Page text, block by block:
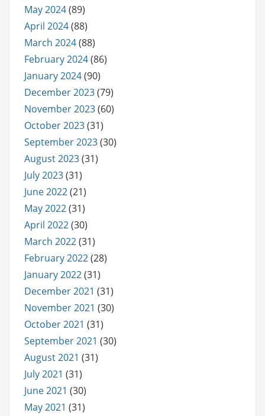
May 2024(89)
April 2024(88)
March 2024(88)
February 2024(86)
January 2024(90)
December 2023(79)
November 2023(60)
October 2023(31)
September 2023(30)
August 2023(31)
July 2023(31)
June 2022(21)
May 2022(31)
April 2022(30)
March 2022(31)
February 2022(28)
January 2022(31)
December 2021 (31)
November 2021 (30)
October 2021 (31)
September 2021 (30)
August 2021 (31)
July 2021 (31)
June 2021 (30)
May 2021 (31)